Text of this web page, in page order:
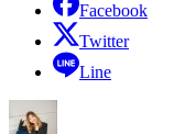
Facebook
Twitter
Line